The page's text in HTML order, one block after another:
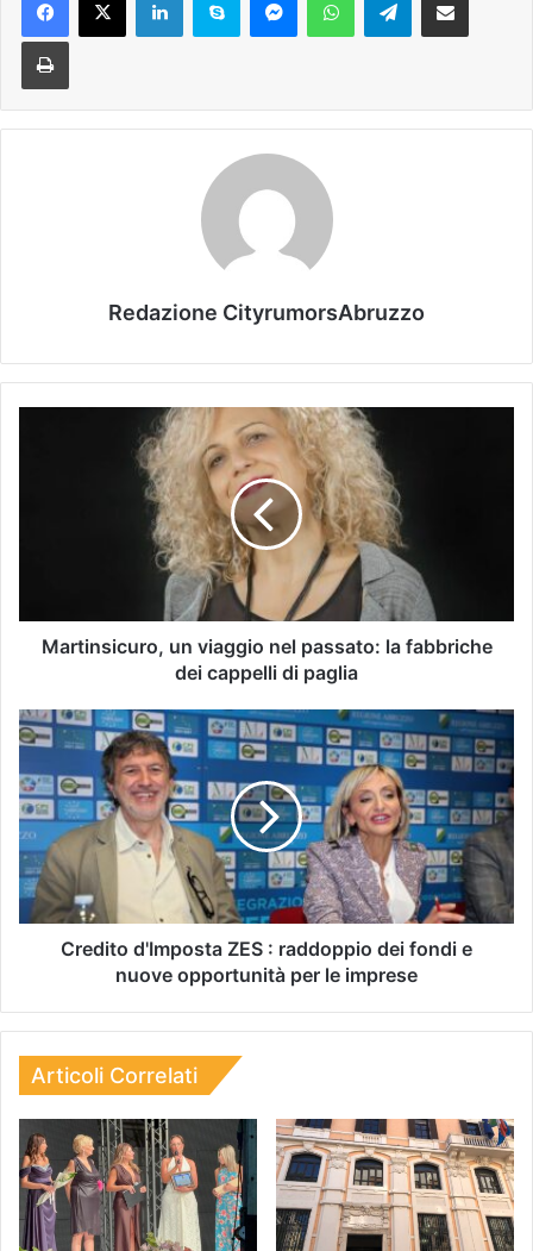
Redazione CityrumorsAbruzzo
Martinsicuro, un viaggio nel passato: la fabbriche
dei cappelli di paglia
Credito d'Imposta ZES : raddoppio dei fondi e
nuove opportunità per le imprese
Articoli Correlati